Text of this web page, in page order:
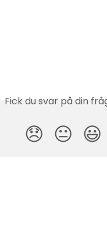
Fick du svar på din
😞 😐 😃